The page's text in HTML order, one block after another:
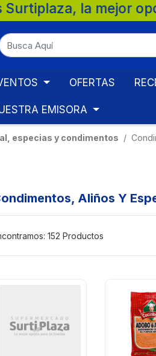
opción para tu
OFERTAS
EMISORA
especias y condimentos
Aliños Y
152 Productos